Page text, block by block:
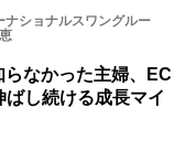
ナショナルスワングルー
らなかった主婦、EC
し続ける成長マイ